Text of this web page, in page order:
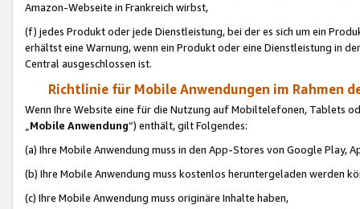
Amazon-Webseite in Frankreich wirbst,
(f) jedes Produkt oder jede Dienstleistung, bei der es sich um ein
erhältst eine Warnung, wenn ein Produkt oder eine Dienstleistung in
Central ausgeschlossen ist.
Richtlinie für Mobile Anwendungen im Rahmen
Wenn Ihre Website eine für die Nutzung auf Mobiltelefonen, Tablets
„Mobile Anwendung“) enthält, gilt Folgendes:
(a) Ihre Mobile Anwendung muss in den App-Stores von Google Play,
(b) Ihre Mobile Anwendung muss kostenlos heruntergeladen werden
(c) Ihre Mobile Anwendung muss originäre Inhalte haben,